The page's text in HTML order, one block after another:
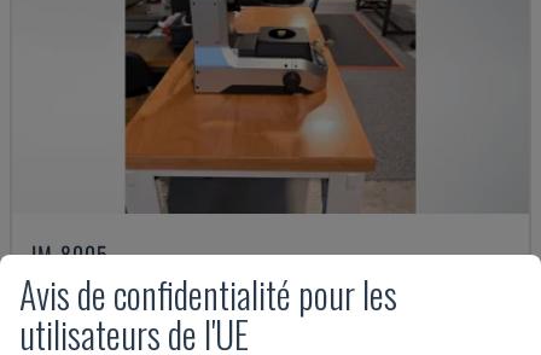
IM-8005
KEYENCE - MACHINE DE MESURE OPTIQUE
ALLEMAGNE 2025
Avis de confidentialité pour les
utilisateurs de l'UE